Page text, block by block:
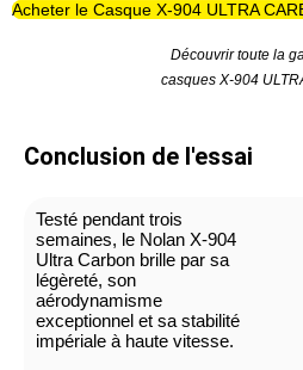
Acheter le Casque X-904 ULTRA
Découvrir toute la
casques X-904
Conclusion de l'essai
Testé pendant trois
semaines, le Nolan X-904
Ultra Carbon brille par sa
légèreté, son
aérodynamisme
exceptionnel et sa stabilité
impériale à haute vitesse.